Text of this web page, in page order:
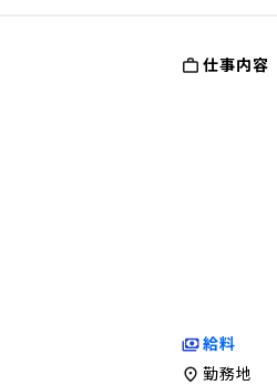
仕事内容
給料
勤務地